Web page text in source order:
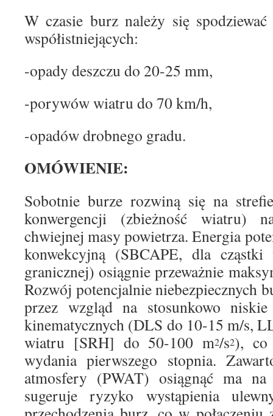
W czasie burz należy się spodziewać
współistniejących:
-opady deszczu do 20-25 mm,
-porywów wiatru do 70 km/h,
-opadów drobnego gradu.
OMÓWIENIE:
Sobotnie burze rozwiną się na
konwergencji (zbieżność wiatru)
chwiejnej masy powietrza. Energia
konwekcyjną (SBCAPE, dla
granicznej) osiągnie przeważnie
Rozwój potencjalnie niebezpiecznych
przez wzgląd na stosunkowo
kinematycznych (DLS do 10-15 m/s,
wiatru [SRH] do 50-100 m2/s2), co
wydania pierwszego stopnia.
atmosfery (PWAT) osiągnąć ma
sugeruje ryzyko wystąpienia